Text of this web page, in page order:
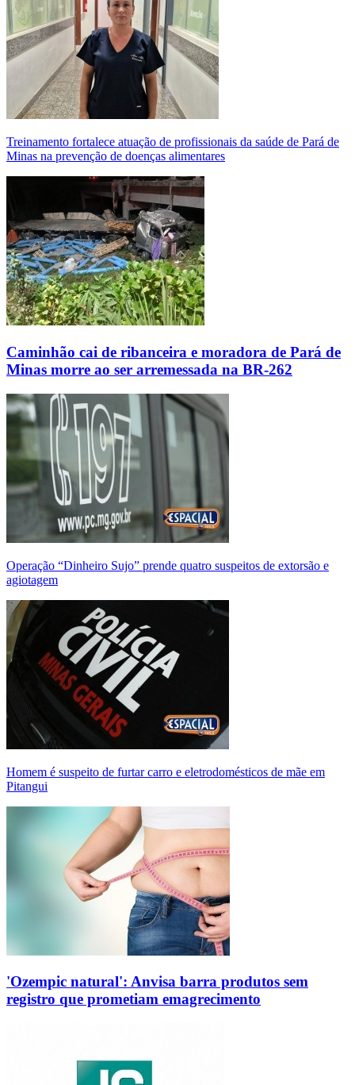
Treinamento fortalece atuação de profissionais da saúde de Pará de
Minas na prevenção de doenças alimentares
Caminhão cai de ribanceira e moradora de Pará de
Minas morre ao ser arremessada na BR-262
Operação “Dinheiro Sujo” prende quatro suspeitos de extorsão e
agiotagem
Homem é suspeito de furtar carro e eletrodomésticos de mãe em
Pitangui
'Ozempic natural': Anvisa barra produtos sem
registro que prometiam emagrecimento